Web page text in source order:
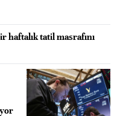
haftalık tatil masrafını